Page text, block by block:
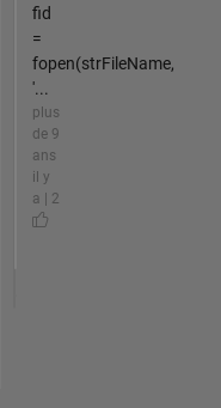
fid
=
fopen(strFileName,
'...
plus
de 9
ans
il y
a | 2